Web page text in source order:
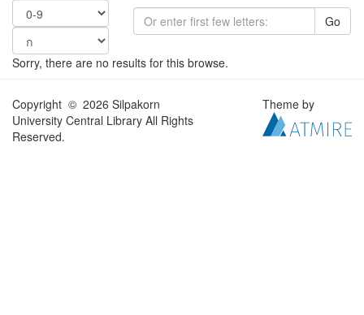
Go
Sorry, there are no results for this browse.
Copyright © 2026 Silpakorn
University Central Library All Rights
Reserved.
Theme by